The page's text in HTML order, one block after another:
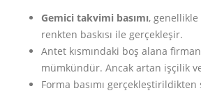
Gemici takvimi basımı,
renkten baskısı ile gerçekleşir.
Antet kısmındaki boş alana
mümkündür. Ancak artan işçilik
Forma basımı